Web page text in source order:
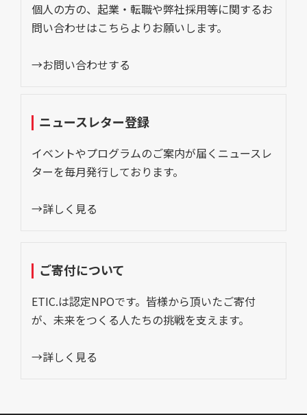
個人の方の、起業・転職や弊社採用等に関するお
問い合わせはこちらよりお願いします。
→お問い合わせする
ニュースレター登録
イベントやプログラムのご案内が届くニュースレ
ターを毎月発行しております。
→詳しく見る
ご寄付について
ETIC.は認定NPOです。皆様から頂いたご寄付
が、未来をつくる人たちの挑戦を支えます。
→詳しく見る